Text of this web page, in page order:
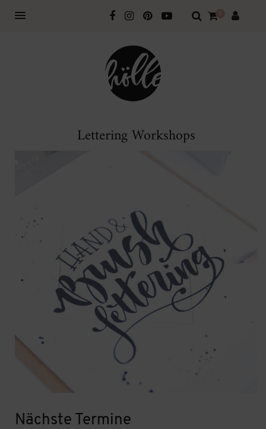
0
Lettering Workshops
Nächste Termine